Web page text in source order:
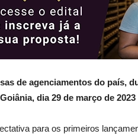
de agenciamentos do país,
dia 29 de março de
para os primeiros